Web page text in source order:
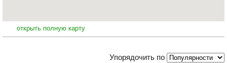
открыть полную карту
Упорядочить по